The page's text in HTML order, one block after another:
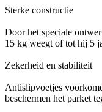
Sterke constructie
Door het speciale
15 kg weegt of tot hij 5
Zekerheid en stabiliteit
Antislipvoetjes
beschermen het parket